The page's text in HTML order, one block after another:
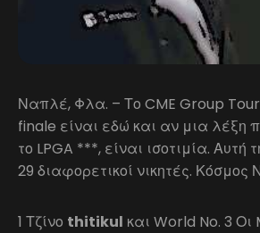
Ναπλέ, Φλα. – Το CME Group
finale είναι εδώ και αν μια λέξη
το LPGA ***, είναι ισοτιμία. Αυτή
29 διαφορετικοί νικητές. Κόσμος
1 Τζίνο thitikul και World No. 3